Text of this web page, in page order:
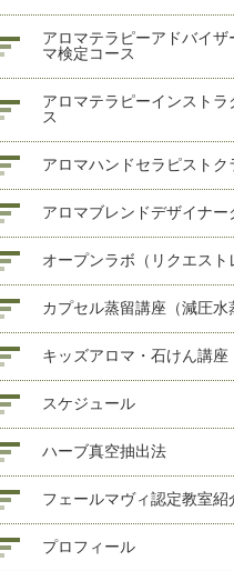
アロマテラピーアドバイザ
マ検定コース
アロマテラピーインストラ
ス
アロマハンドセラピストク
アロマブレンドデザイナー
オープンラボ（リクエスト
カプセル蒸留講座（減圧水
キッズアロマ・石けん講座
スケジュール
ハーブ真空抽出法
フェールマヴィ認定教室紹
プロフィール